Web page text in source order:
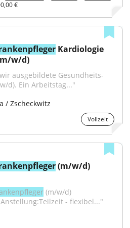
€
Kardiologie
w/d)
ausgebildete Gesundheits-
d). Ein Arbeitstag..."
/ Zscheckwitz
Vollzeit
(m/w/d)
(m/w/d)
- flexibel..."